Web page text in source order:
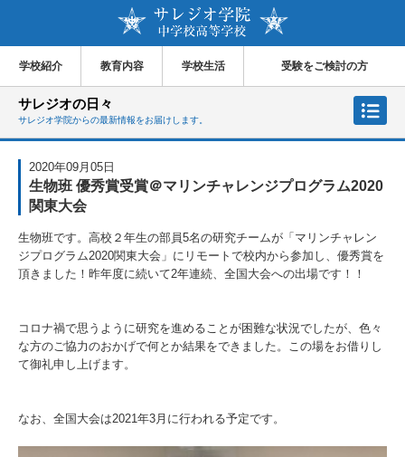
学校紹介 教育内容 学校生活 受験をご検討の方
サレジオの日々
サレジオ学院からの最新情報をお届けします。
2020年09月05日
生物班 優秀賞受賞＠マリンチャレンジプログラム2020
関東大会
生物班です。高校２年生の部員5名の研究チームが「マリンチャレン
ジプログラム2020関東大会」にリモートで校内から参加し、優秀賞を
頂きました！昨年度に続いて2年連続、全国大会への出場です！！
コロナ禍で思うように研究を進めることが困難な状況でしたが、色々
な方のご協力のおかげで何とか結果をできました。この場をお借りし
て御礼申し上げます。
なお、全国大会は2021年3月に行われる予定です。